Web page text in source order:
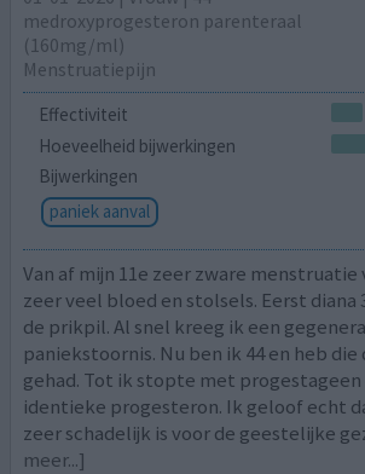
medroxyprogesteron parenteraal
(160mg/ml)
Menstruatiepijn
Effectiviteit
Hoeveelheid bijwerkingen
Bijwerkingen
paniek aanval
Van af mijn 11e zeer zware menstruatie
zeer veel bloed en stolsels. Eerst diana
de prikpil. Al snel kreeg ik een
paniekstoornis. Nu ben ik 44 en heb die
gehad. Tot ik stopte met
identieke progesteron. Ik geloof echt
zeer schadelijk is voor de geestelijke
meer...]